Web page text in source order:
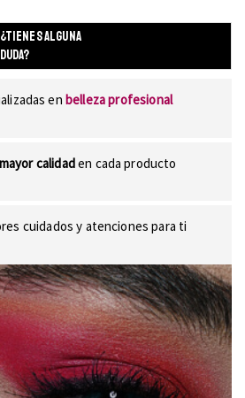
¿TIENES ALGUNA
DUDA?
en belleza profesional
mayor calidaden cada producto
cuidados y atenciones para ti